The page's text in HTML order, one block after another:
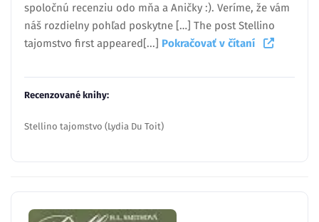
spoločnú recenziu odo mňa a Aničky :). Veríme, že vám
náš rozdielny pohľad poskytne […] The post Stellino
tajomstvo first appeared[...] Pokračovať v čítaní
Recenzované knihy:
Stellino tajomstvo (Lydia Du Toit)